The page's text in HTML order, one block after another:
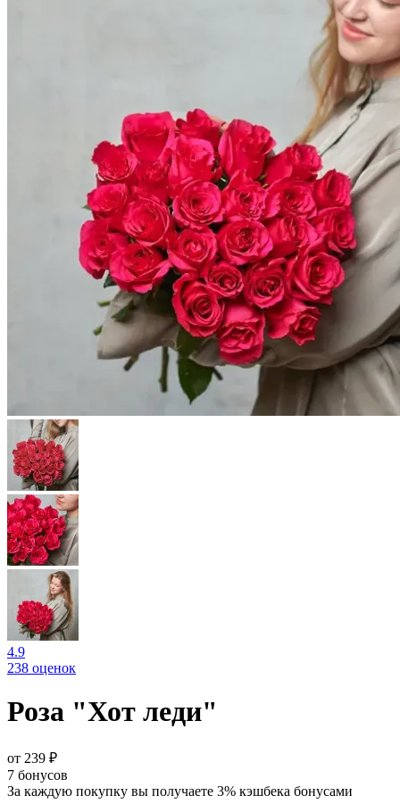
4.9
238 оценок
Роза "Хот леди"
от 239 ₽
7 бонусов
За каждую покупку вы получаете 3% кэшбека бонусами